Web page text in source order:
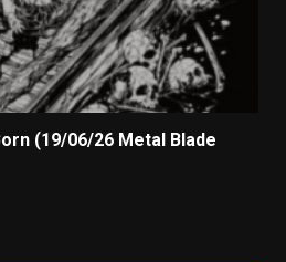
(19/06/26 Metal Blade